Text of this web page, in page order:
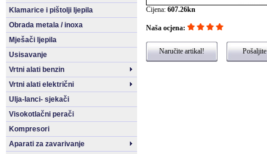
Klamarice i pištolji ljepila
Obrada metala / inoxa
Mješači ljepila
Usisavanje
Vrtni alati benzin
Vrtni alati električni
Ulja-lanci- sjekači
Visokotlačni perači
Kompresori
Aparati za zavarivanje
Cijena: 607.26kn
Naša ocjena:
Naručite artikal!